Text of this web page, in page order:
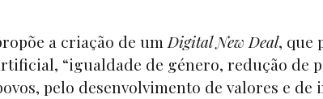
a criação de umDigital New Deal, que
“igualdade de género, redução de
pelo desenvolvimento de valores e de